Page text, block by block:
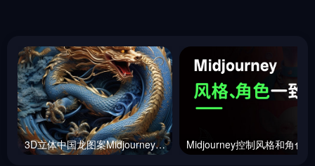
3D立体中国龙图案Midjourney咒语